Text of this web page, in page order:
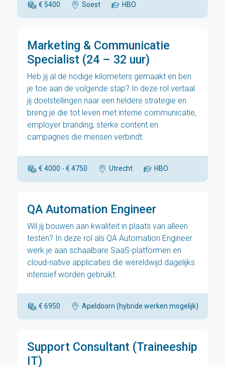
€ 5400 Soest HBO
Marketing & Communicatie
Specialist (24 – 32 uur)
Heb jij al de nodige kilometers gemaakt en ben
je toe aan de volgende stap? In deze rol vertaal
jij doelstellingen naar een heldere strategie en
breng je die tot leven met interne communicatie,
employer branding, sterke content en
campagnes die mensen verbindt.
€ 4000 - € 4750 Utrecht HBO
QA Automation Engineer
Wil jij bouwen aan kwaliteit in plaats van alleen
testen? In deze rol als QA Automation Engineer
werk je aan schaalbare SaaS-platformen en
cloud-native applicaties die wereldwijd dagelijks
intensief worden gebruikt.
€ 6950 Apeldoorn (hybride werken mogelijk)
Support Consultant (Traineeship
IT)